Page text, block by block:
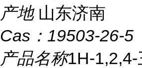
产地 山东济南
Cas： 19503-26-5
产品名称1H-